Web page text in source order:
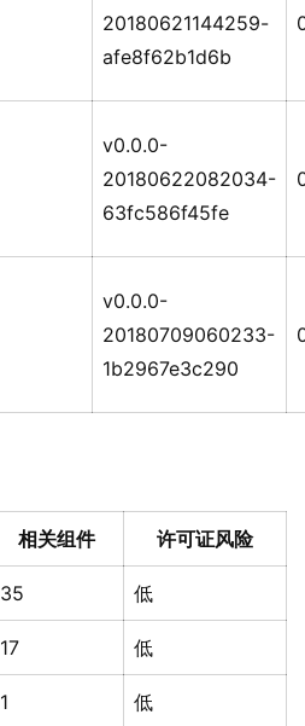
20180621144259-
afe8f62b1d6b
v0.0.0-
20180622082034-
63fc586f45fe
v0.0.0-
20180709060233-
1b2967e3c290
相关组件 许可证风险
35 低
17 低
1 低